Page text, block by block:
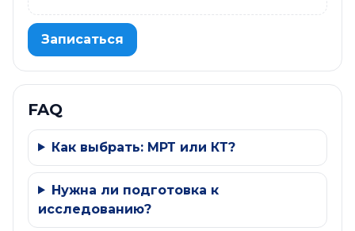
Записаться
FAQ
Как выбрать: МРТ или КТ?
Нужна ли подготовка к
исследованию?